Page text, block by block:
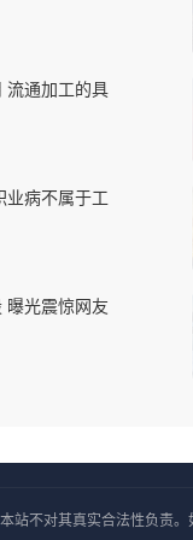
流通加工的具
业病不属于工
曝光震惊网友
站不对其真实合法性负责